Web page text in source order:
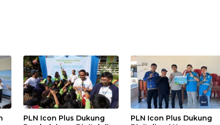
PLN Icon Plus Dukung
PLN Icon Plus Dukung